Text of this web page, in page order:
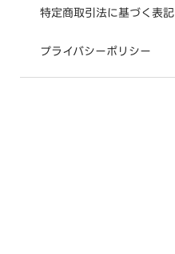
特定商取引法に基づく表記
プライバシーポリシー